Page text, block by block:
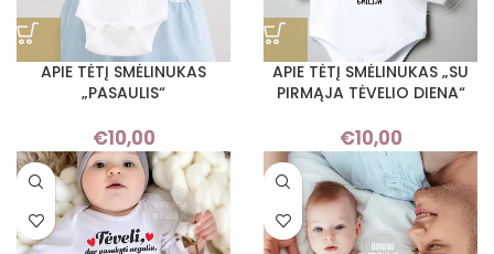
APIE TĖTĮ SMĖLINUKAS
„PASAULIS“
€10,00
APIE TĖTĮ SMĖLINUKAS „SU
PIRMĄJA TĖVELIO DIENA“
€10,00